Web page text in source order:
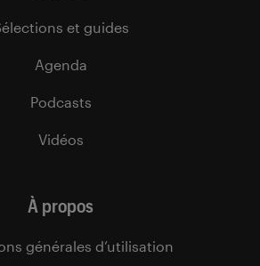
et guides
Agenda
Podcasts
Vidéos
À propos
générales d’utilisation